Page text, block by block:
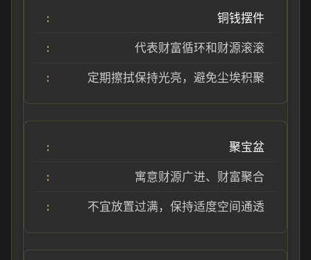
铜钱摆件
代表财富循环和财源滚滚
定期擦拭保持光亮，避免尘埃积聚
聚宝盆
寓意财源广进、财富聚合
不宜放置过满，保持适度空间通透